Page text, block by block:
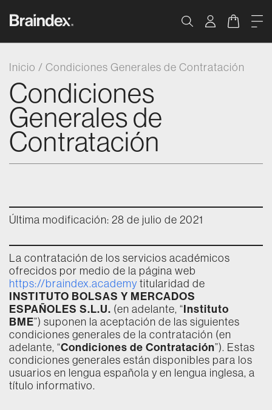
Buscar Carrito
Inicio / Condiciones Generales de Contratación
Condiciones
Generales de
Contratación
Última modificación: 28 de julio de 2021
La contratación de los servicios académicos
ofrecidos por medio de la página web
https://braindex.academy titularidad de
INSTITUTO BOLSAS Y MERCADOS
ESPAÑOLES S.L.U. (en adelante, “Instituto
BME”) suponen la aceptación de las siguientes
condiciones generales de la contratación (en
adelante, “Condiciones de Contratación”). Estas
condiciones generales están disponibles para los
usuarios en lengua española y en lengua inglesa, a
título informativo.